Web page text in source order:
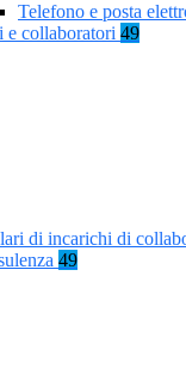
Telefono e posta
e collaboratori 49
di incarichi di
49